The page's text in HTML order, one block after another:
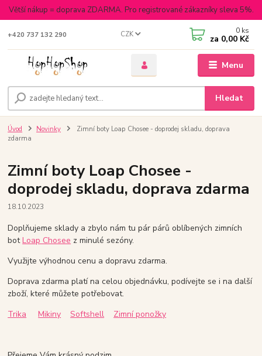
Větší nákup = doprava ZDARMA. Pro registrované zákazníky sleva 5%.
Menu
CZK
Hledat
+420 737 132 290 0 ks
za 0,00 Kč
Úvod Novinky
Zimní boty Loap Chosee - doprodej skladu, doprava
zdarma
Zimní boty Loap Chosee -
doprodej skladu, doprava zdarma
18.10.2023
Doplňujeme sklady a zbylo nám tu pár párů oblíbených zimních
botLoap Chosee z minulé sezóny.
Využijte výhodnou cenu a dopravu zdarma.
Doprava zdarma platí na celou objednávku, podívejte se i na další
zboží, které můžete potřebovat.
Trika
Mikiny Softshell Zimní ponožky